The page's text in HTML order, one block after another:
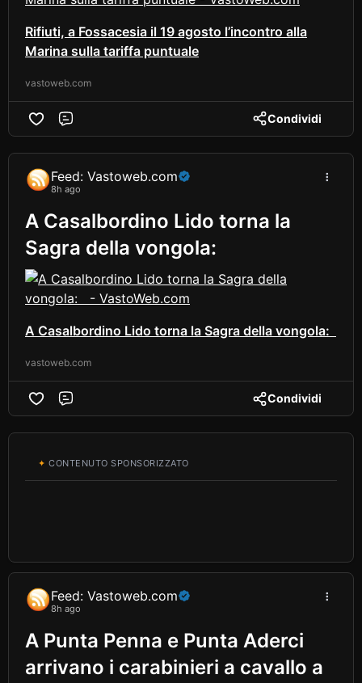
Rifiuti, a Fossacesia il 19 agosto l’incontro alla
Marina sulla tariffa puntuale
vastoweb.com
Condividi
Feed: Vastoweb.com
8h ago
A Casalbordino Lido torna la
Sagra della vongola:
A Casalbordino Lido torna la Sagra della vongola:
vastoweb.com
Condividi
✦ CONTENUTO SPONSORIZZATO
Feed: Vastoweb.com
8h ago
A Punta Penna e Punta Aderci
arrivano i carabinieri a cavallo a